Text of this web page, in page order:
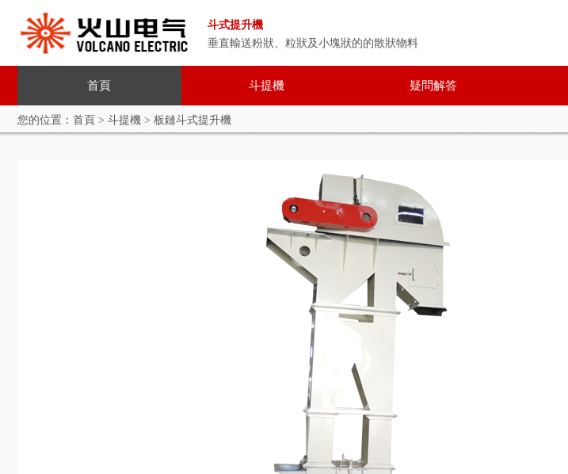
斗式提升機
垂直輸送粉狀、粒狀及小塊狀的的散狀物料
首頁 斗提機 疑問解答
您的位置： 首頁 > 斗提機 > 板鏈斗式提升機